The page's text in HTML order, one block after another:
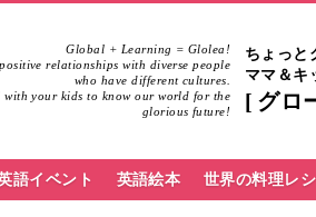
Global + Learning = Glolea!
relationships with diverse people
who have different cultures.
with your kids to know our world for the
glorious future!
ちょっと
ママ＆キ
グロ
語イベント 英語絵本 世界の料理レ